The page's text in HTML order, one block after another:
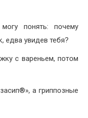
понять: почему
едва увидев тебя?
с вареньем, потом
а гриппозные